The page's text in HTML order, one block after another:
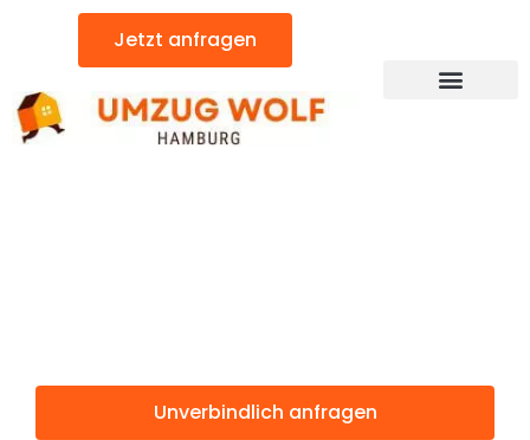
Jetzt anfragen
Unverbindlich anfragen